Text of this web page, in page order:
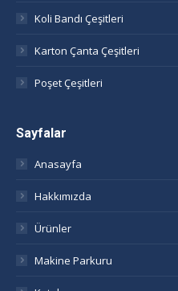
Koli Bandı Çeşitleri
Karton Çanta Çeşitleri
Poşet Çeşitleri
Sayfalar
Anasayfa
Hakkımızda
Ürünler
Makine Parkuru